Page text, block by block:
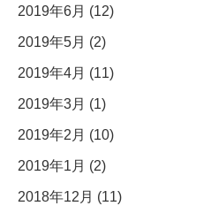
2019年6月 (12)
2019年5月 (2)
2019年4月 (11)
2019年3月 (1)
2019年2月 (10)
2019年1月 (2)
2018年12月 (11)